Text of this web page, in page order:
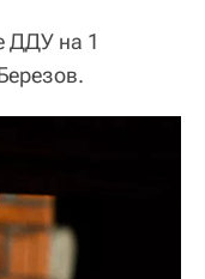
ДДУ на 1